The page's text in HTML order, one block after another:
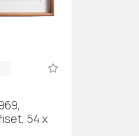
54 x